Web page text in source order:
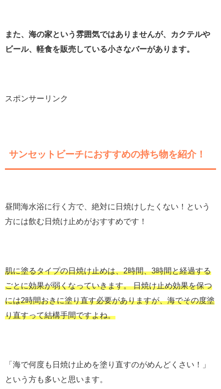
また、海の家という雰囲気ではありませんが、カクテルや
ビール、軽食を販売している小さなバーがあります。
スポンサーリンク
サンセットビーチにおすすめの持ち物を紹介！
昼間海水浴に行く方で、絶対に日焼けしたくない！という
方には飲む日焼け止めがおすすめです！
肌に塗るタイプの日焼け止めは、2時間、3時間と経過する
ごとに効果が弱くなっていきます。 日焼け止め効果を保つ
には2時間おきに塗り直す必要がありますが、海でその度塗
り直すって結構手間ですよね。
「海で何度も日焼け止めを塗り直すのがめんどくさい！」
という方も多いと思います。